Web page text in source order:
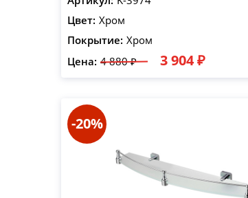
Цвет: Хром
Покрытие: Хром
Цена: 4 880 ₽ 3 904 ₽
-20%